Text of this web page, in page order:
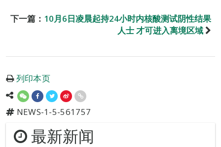
下一篇： 10月6日凌晨起持24小时内核酸测试阴性结果
人士 才可进入离境区域
列印本页
NEWS-1-5-561757
最新新闻